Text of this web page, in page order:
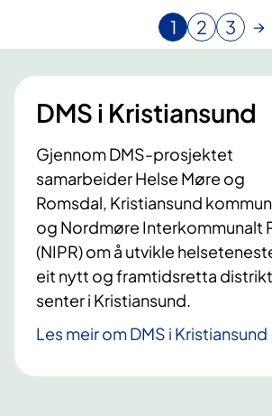
N
v
r
n
d
e
s
i
d
e
1
G
t
l
i
d
e
2
G
t
l
i
d
e
3
DMS i Kristiansund
Gjennom DMS-prosjektet
samarbeider Helse Møre og
Romsdal, Kristiansund
og Nordmøre Interkommunalt
(NIPR) om å utvikle
eit nytt og framtidsretta
senter i Kristiansund.
Les meir om DMS i Kristiansund